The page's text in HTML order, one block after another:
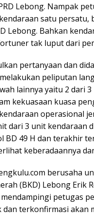
Lebong. Nampak
satu persatu,
Lebong. Bahkan
tak luput dari
pertanyaan dan
peliputan
lainnya yaitu 2 dari
kekuasaan kuasa
operasional
dari 3 unit kendaraan
BD 49 H dan terakhir
keberadaannya
berusaha
(BKD) Lebong Erik
petugas
terkonfirmasi akan